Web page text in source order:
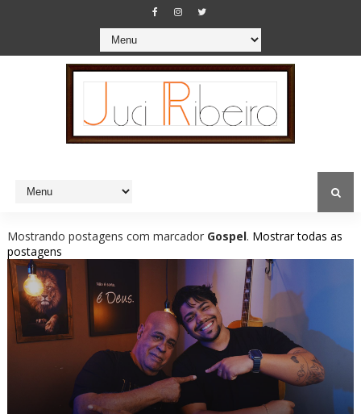
Mostrando postagens com marcador Gospel. Mostrar todas as
postagens